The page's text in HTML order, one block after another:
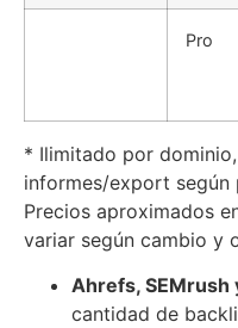
Pro
* Ilimitado por
informes/export según
Precios aproximados
variar según cambio y
Ahrefs, SEMrush
cantidad de